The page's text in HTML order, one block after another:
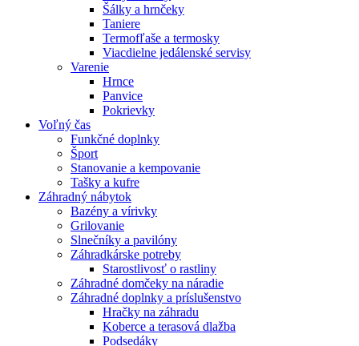
Šálky a hrnčeky
Taniere
Termofľaše a termosky
Viacdielne jedálenské servisy
Varenie
Hrnce
Panvice
Pokrievky
Voľný čas
Funkčné doplnky
Šport
Stanovanie a kempovanie
Tašky a kufre
Záhradný nábytok
Bazény a vírivky
Grilovanie
Slnečníky a pavilóny
Záhradkárske potreby
Starostlivosť o rastliny
Záhradné domčeky na náradie
Záhradné doplnky a príslušenstvo
Hračky na záhradu
Koberce a terasová dlažba
Podsedáky